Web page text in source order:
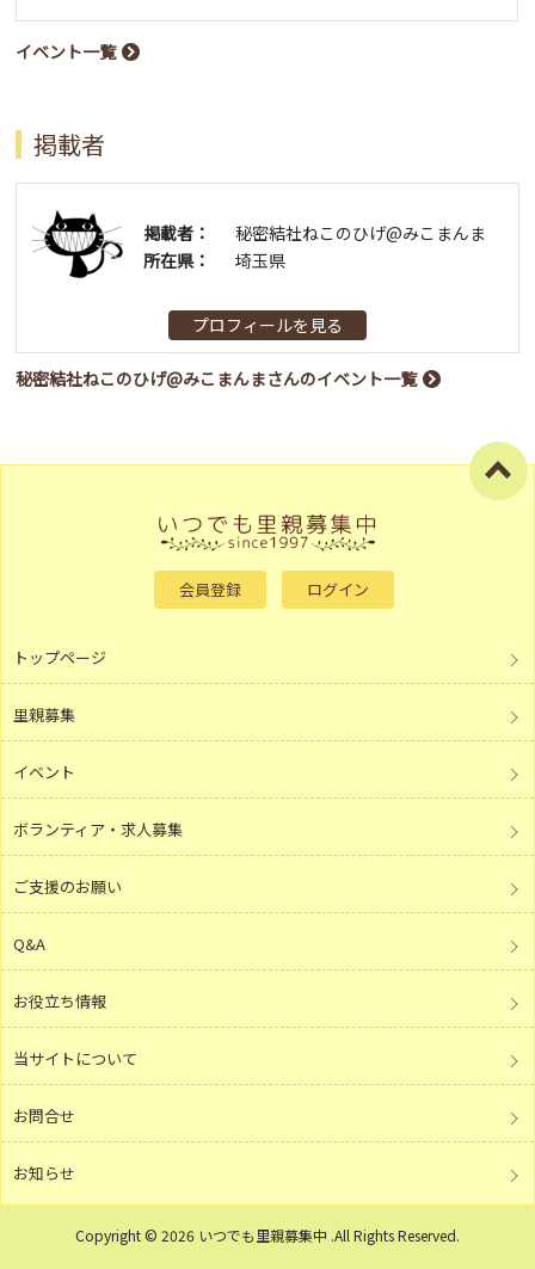
イベント一覧
掲載者
掲載者：
秘密結社ねこのひげ@みこまんま
所在県：
埼玉県
プロフィールを見る
秘密結社ねこのひげ@みこまんまさんのイベント一覧
会員登録 ログイン
トップページ
里親募集
イベント
ボランティア・求人募集
ご支援のお願い
Q&A
お役立ち情報
当サイトについて
お問合せ
お知らせ
Copyright © 2026 いつでも里親募集中 .All Rights Reserved.